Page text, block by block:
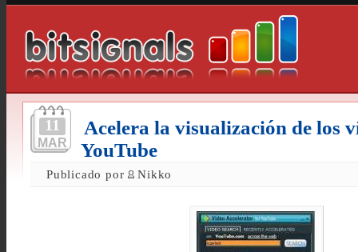
11
MAR
Acelera la visualización de los
YouTube
Publicado por Nikko